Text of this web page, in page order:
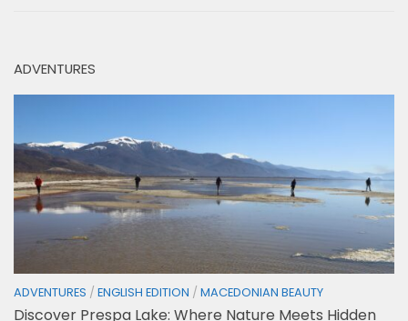
ADVENTURES
ADVENTURES / ENGLISH EDITION / MACEDONIAN BEAUTY
Discover Prespa Lake: Where Nature Meets Hidden